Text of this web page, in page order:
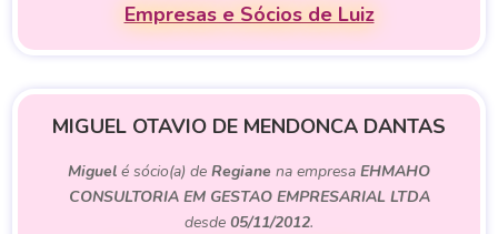
Empresas e Sócios de Luiz
MIGUEL OTAVIO DE MENDONCA DANTAS
Miguel é sócio(a) de Regiane na empresa EHMAHO
CONSULTORIA EM GESTAO EMPRESARIAL LTDA
desde 05/11/2012.